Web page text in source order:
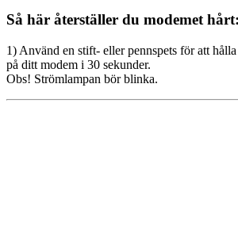
Så här återställer du modemet hårt:
1) Använd en stift- eller pennspets för att
på ditt modem i 30 sekunder.
Obs! Strömlampan bör blinka.